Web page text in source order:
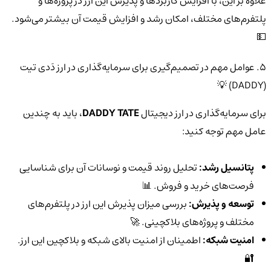
پلتفرم‌های مختلف، امکان رشد و افزایش قیمت آن بیشتر می‌شود.
💵
5. عوامل مهم در تصمیم‌گیری برای سرمایه‌گذاری در ارز دَدی تیت
برای سرمایه‌گذاری در ارز دیجیتالDADDY TATE، باید به چندین
عامل مهم توجه کنید:
پتانسیل رشد:تحلیل روند قیمت و نوسانات آن برای شناسایی
فرصت‌های خرید و فروش. 📊
توسعه و پذیرش:بررسی میزان پذیرش این ارز در پلتفرم‌های
مختلف و پروژه‌های بلاکچینی. 🚀
امنیت شبکه:اطمینان از امنیت بالای شبکه و بلاکچین این ارز.
🔐